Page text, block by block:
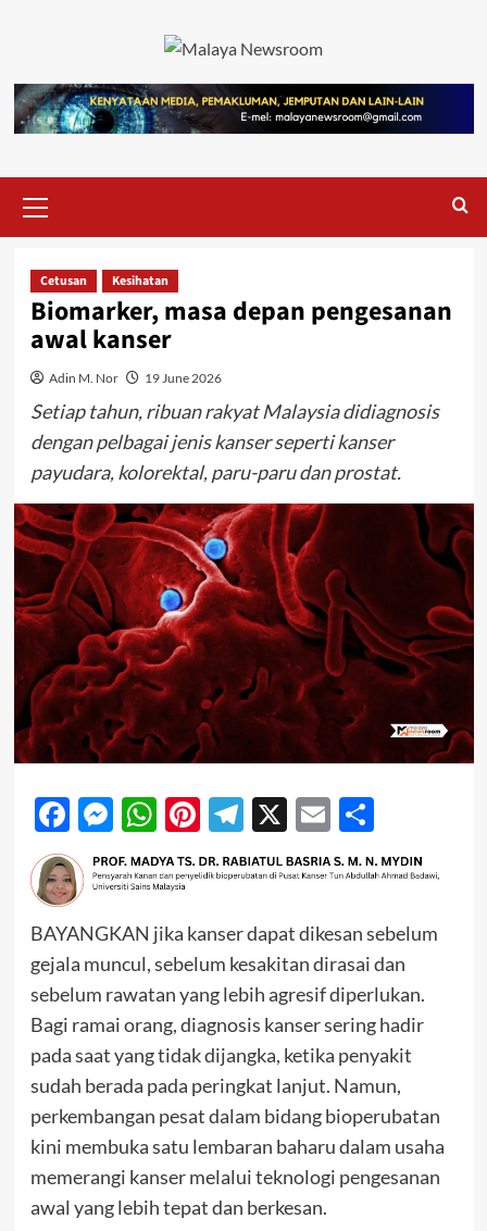
Cetusan Kesihatan
Biomarker, masa depan pengesanan
awal kanser
Adin M. Nor 19 June 2026
Setiap tahun, ribuan rakyat Malaysia didiagnosis
dengan pelbagai jenis kanser seperti kanser
payudara, kolorektal, paru-paru dan prostat.
Facebook
Messenger
WhatsApp
Pinterest
Telegram
X EmailShare
BAYANGKAN jika kanser dapat dikesan sebelum
gejala muncul, sebelum kesakitan dirasai dan
sebelum rawatan yang lebih agresif diperlukan.
Bagi ramai orang, diagnosis kanser sering hadir
pada saat yang tidak dijangka, ketika penyakit
sudah berada pada peringkat lanjut. Namun,
perkembangan pesat dalam bidang bioperubatan
kini membuka satu lembaran baharu dalam usaha
memerangi kanser melalui teknologi pengesanan
awal yang lebih tepat dan berkesan.